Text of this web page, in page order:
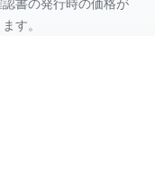
書の発行時の価格が
す。